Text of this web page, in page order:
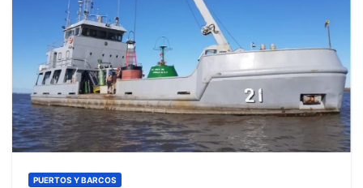
PUERTOS Y BARCOS